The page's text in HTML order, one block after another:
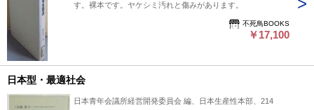
す。裸本です。ヤケシミ汚れと傷みがあります。
不死鳥BOOKS
￥17,100
日本型・最適社会
日本青年会議所経営開発委員会 編、日本生産性本部、214